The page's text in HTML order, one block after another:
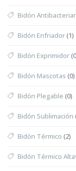
Bidón
Bidón Enfriador(1)
Bidón Exprimidor
Bidón Mascotas (0)
Bidón Plegable (0)
Bidón Sublimación
Bidón Térmico (2)
Bidón Térmico